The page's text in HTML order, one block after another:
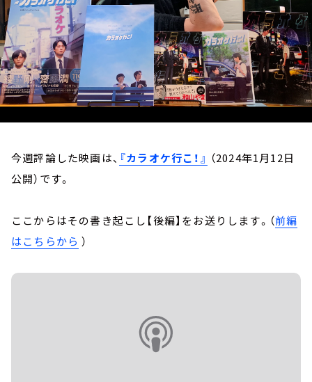
今週評論した映画は、 『カラオケ行こ！』 （2024年1月12日
公開）です。
ここからはその書き起こし【後編】をお送りします。（前編
はこちらから ）